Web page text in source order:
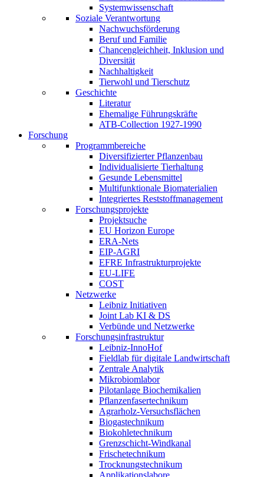
Systemwissenschaft
Soziale Verantwortung
Nachwuchsförderung
Beruf und Familie
Chancengleichheit, Inklusion und
Diversität
Nachhaltigkeit
Tierwohl und Tierschutz
Geschichte
Literatur
Ehemalige Führungskräfte
ATB-Collection 1927-1990
Forschung
Programmbereiche
Diversifizierter Pflanzenbau
Individualisierte Tierhaltung
Gesunde Lebensmittel
Multifunktionale Biomaterialien
Integriertes Reststoffmanagement
Forschungsprojekte
Projektsuche
EU Horizon Europe
ERA-Nets
EIP-AGRI
EFRE Infrastrukturprojekte
EU-LIFE
COST
Netzwerke
Leibniz Initiativen
Joint Lab KI & DS
Verbünde und Netzwerke
Forschungsinfrastruktur
Leibniz-InnoHof
Fieldlab für digitale Landwirtschaft
Zentrale Analytik
Mikrobiomlabor
Pilotanlage Biochemikalien
Pflanzenfasertechnikum
Agrarholz-Versuchsflächen
Biogastechnikum
Biokohletechnikum
Grenzschicht-Windkanal
Frischetechnikum
Trocknungstechnikum
Applikationslabore